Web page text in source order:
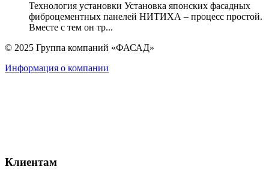
Технология установки Установка японских фасадных
фиброцементных панелей НИТИХА – процесс простой.
Вместе с тем он тр...
© 2025 Группа компаний «ФАСАД»
Информация о компании
Клиентам